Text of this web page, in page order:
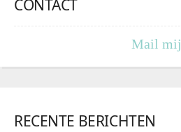
CONTACT
Mail mij
RECENTE BERICHTEN